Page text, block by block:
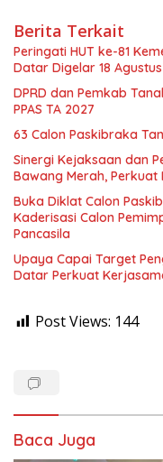
Berita Terkait
Peringati HUT ke-81
Datar Digelar 18 Agustus
DPRD dan Pemkab
PPAS TA 2027
63 Calon Paskibraka
Sinergi Kejaksaan dan
Bawang Merah, Perkuat
Buka Diklat Calon
Kaderisasi Calon
Pancasila
Upaya Capai Target
Datar Perkuat
Post Views: 144
Baca Juga